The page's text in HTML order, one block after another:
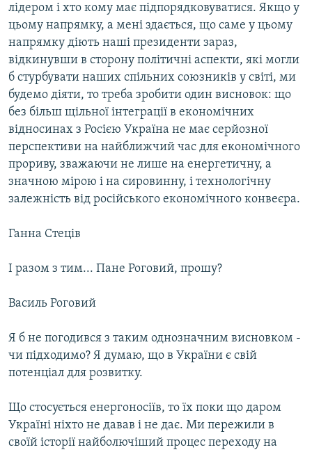
лідером і хто кому має підпорядковуватися. Якщо у
цьому напрямку, а мені здається, що саме у цьому
напрямку діють наші президенти зараз,
відкинувши в сторону політичні аспекти, які могли
б стурбувати наших спільних союзників у світі, ми
будемо діяти, то треба зробити один висновок: що
без більш щільної інтеграції в економічних
відносинах з Росією Україна не має серйозної
перспективи на найближчий час для економічного
прориву, зважаючи не лише на енергетичну, а
значною мірою і на сировинну, і технологічну
залежність від російського економічного конвеєра.
Ганна Стеців
І разом з тим... Пане Роговий, прошу?
Василь Роговий
Я б не погодився з таким однозначним висновком -
чи підходимо? Я думаю, що в України є свій
потенціал для розвитку.
Що стосується енергоносіїв, то їх поки що даром
Україні ніхто не давав і не дає. Ми пережили в
своїй історії найболючіший процес переходу на